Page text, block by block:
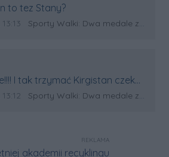
to tez Stany?
komentarza:
Źródło komentarza:
Sporty Walki: Dwa medale za oceanem
I tak trzymać Kirgistan czeka
z USA a może i złote medale.
komentarza:
Źródło komentarza:
Sporty Walki: Dwa medale za oceanem
REKLAMA